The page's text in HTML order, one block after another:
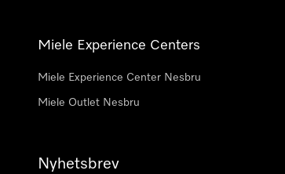
Miele Experience Centers
Miele Experience Center Nesbru
Miele Outlet Nesbru
Nyhetsbrev